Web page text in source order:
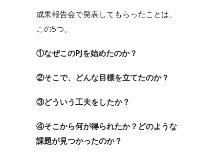
成果報告会で発表してもらったことは、
この5つ。
①なぜこのPJを始めたのか？
②そこで、どんな目標を立てたのか？
③どういう工夫をしたか？
④そこから何が得られたか？どのような
課題が見つかったのか？